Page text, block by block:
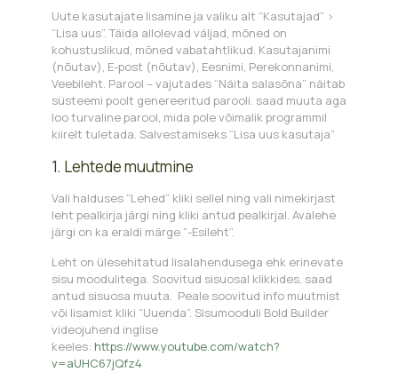
Uute kasutajate lisamine ja valiku alt “Kasutajad” >
“Lisa uus”. Täida allolevad väljad, mõned on
kohustuslikud, mõned vabatahtlikud. Kasutajanimi
(nõutav), E-post (nõutav), Eesnimi, Perekonnanimi,
Veebileht. Parool – vajutades “Näita salasõna” näitab
süsteemi poolt genereeritud parooli. saad muuta aga
loo turvaline parool, mida pole võimalik programmil
kiirelt tuletada. Salvestamiseks “Lisa uus kasutaja”
1. Lehtede muutmine
Vali halduses “Lehed” kliki sellel ning vali nimekirjast
leht pealkirja järgi ning kliki antud pealkirjal. Avalehe
järgi on ka eraldi märge “-Esileht”.
Leht on ülesehitatud lisalahendusega ehk erinevate
sisu moodulitega. Soovitud sisuosal klikkides, saad
antud sisuosa muuta. Peale soovitud info muutmist
või lisamist kliki “Uuenda”. Sisumooduli Bold Builder
videojuhend inglise
keeles: https://www.youtube.com/watch?
v=aUHC67jQfz4